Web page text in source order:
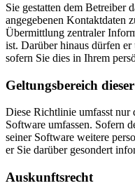
Sie gestatten dem Betreiber
angegebenen Kontaktdaten
Übermittlung zentraler
ist. Darüber hinaus dürfen
sofern Sie dies in Ihrem
Geltungsbereich
Diese Richtlinie umfasst nur
Software umfassen. Sofern
seiner Software weitere
er Sie darüber gesondert
Auskunftsrecht